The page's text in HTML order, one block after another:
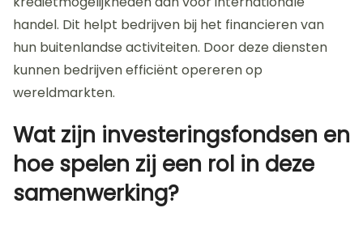
handel. Dit helpt bedrijven bij het financieren van
hun buitenlandse activiteiten. Door deze diensten
kunnen bedrijven efficiënt opereren op
wereldmarkten.
Wat zijn investeringsfondsen en
hoe spelen zij een rol in deze
samenwerking?